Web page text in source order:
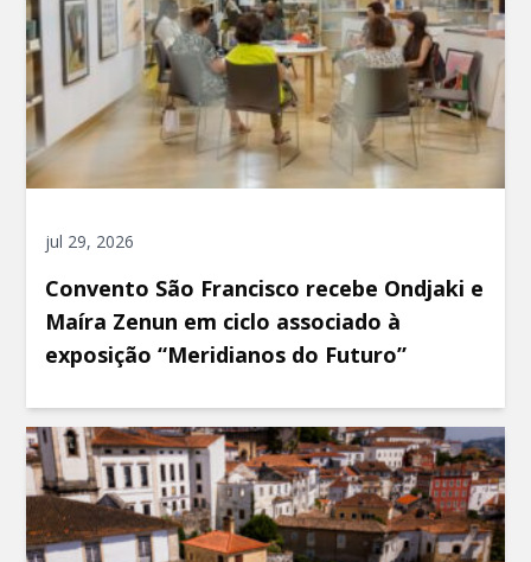
jul 29, 2026
Convento São Francisco recebe Ondjaki e
Maíra Zenun em ciclo associado à
exposição “Meridianos do Futuro”